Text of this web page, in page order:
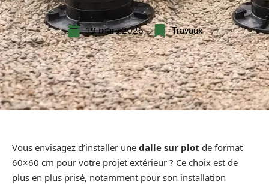
19 mars 2026 Travaux
Vous envisagez d’installer une dalle sur plot de format
60×60 cm pour votre projet extérieur ? Ce choix est de
plus en plus prisé, notamment pour son installation